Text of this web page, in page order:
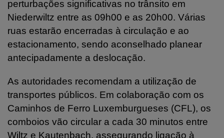
perturbações significativas no trânsito em
Niederwiltz entre as 09h00 e as 20h00. Várias
ruas estarão encerradas à circulação e ao
estacionamento, sendo aconselhado planear
antecipadamente a deslocação.
As autoridades recomendam a utilização de
transportes públicos. Em colaboração com os
Caminhos de Ferro Luxemburgueses (CFL), os
comboios vão circular a cada 30 minutos entre
Wiltz e Kautenbach, assegurando ligação à